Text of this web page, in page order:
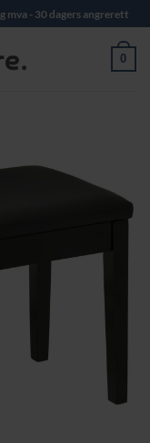
mva - 30 dagers angrerett
0